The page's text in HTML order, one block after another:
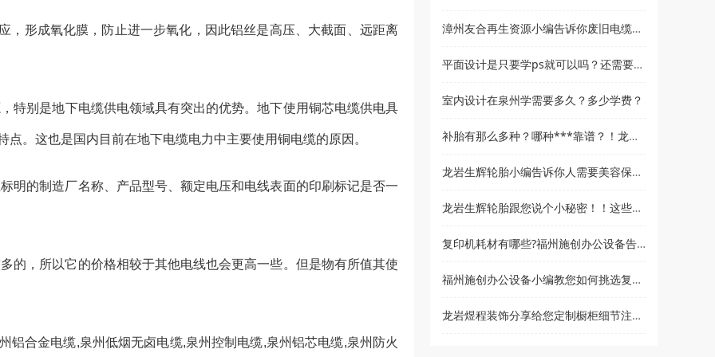
，形成氧化膜，防止进一步氧化，因此铝丝是高压、大截面、远距离
特别是地下电缆供电领域具有突出的优势。地下使用铜芯电缆供电具
。这也是国内目前在地下电缆电力中主要使用铜电缆的原因。
明的制造厂名称、产品型号、额定电压和电线表面的印刷标记是否一
的，所以它的价格相较于其他电线也会更高一些。但是物有所值其使
铝合金电缆,泉州低烟无卤电缆,泉州控制电缆,泉州铝芯电缆,泉州防火
漳州友合再生资源小编告诉你废旧电缆回收要符合哪些条件！！？
平面设计是只要学ps就可以吗？还需要学什么？和高新教育小编来了解
室内设计在泉州学需要多久？多少学费？
补胎有那么多种？哪种***靠谱？！龙岩生辉轮胎贸易为您解答
龙岩生辉轮胎小编告诉你人需要美容保养，汽车也同样！！
龙岩生辉轮胎跟您说个小秘密！！这些习惯容易让您的爱车“黯然失色”
复印机耗材有哪些?福州施创办公设备告诉你
福州施创办公设备小编教您如何挑选复印机！
龙岩煜程装饰分享给您定制橱柜细节注意事项